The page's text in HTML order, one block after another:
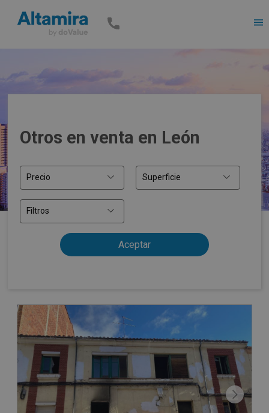
Otros en venta en León
Precio Superficie
Filtros
CONDICIONES ESPECIALES